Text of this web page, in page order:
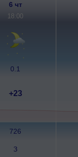
6 чт
18:00
0.1
+23
726
З